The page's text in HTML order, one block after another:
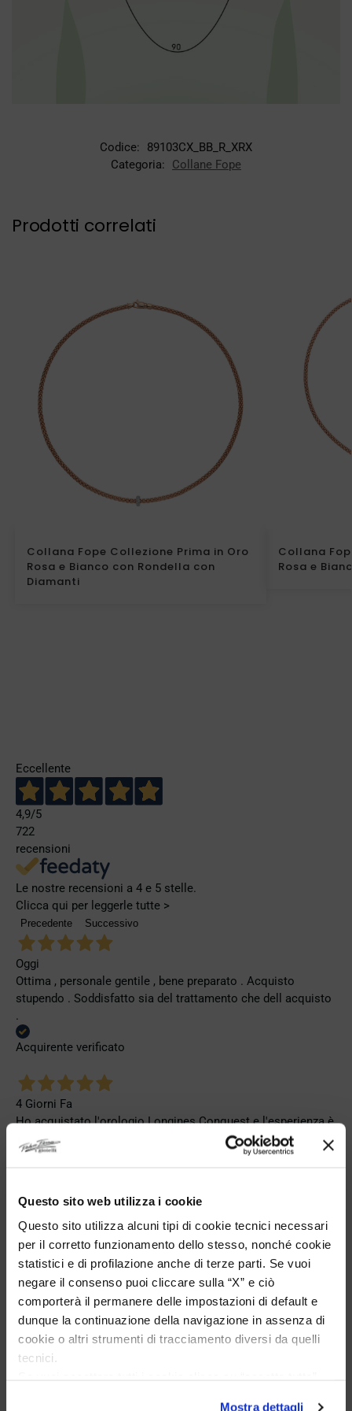
Questo sito web utilizza i cookie
Questo sito utilizza alcuni tipi di cookie tecnici necessari
per il corretto funzionamento dello stesso, nonché cookie
statistici e di profilazione anche di terze parti. Se vuoi
negare il consenso puoi cliccare sulla “X” e ciò
comporterà il permanere delle impostazioni di default e
dunque la continuazione della navigazione in assenza di
cookie o altri strumenti di tracciamento diversi da quelli
tecnici.
Mostra dettagli
Codice:
89103CX_BB_R_XRX
Categoria:
Collane Fope
Prodotti correlati
Collana Fope Collezione Prima in Oro
Rosa e Bianco con Rondella con
Diamanti
Collana
Rosa e
Eccellente
4,9/5
722
recensioni
Le nostre recensioni a 4 e 5 stelle.
Clicca qui per leggerle tutte >
Precedente Successivo
Oggi
Ottima , personale gentile , bene preparato . Acquisto
stupendo . Soddisfatto sia del trattamento che dell acquisto
.
Acquirente verificato
4 Giorni Fa
Ho acquistato l'orologio Longines Conquest e l'esperienza è
stata eccellente. Anche il servizio è stato impeccabile:
spedizione puntuale, confezione elegante e massima
livello. Sono pienamente soddisfatta del mio acquisto e non
esiterei a comprare di nuovo.
Acquirente verificato
5 Giorni Fa
Zum dritten mal dort von Fope Schmuck gekauft. Super
Service, tolle Preise! Ich kann Fabio Ferro ohne Bedenken
weiterempfehlen. Einfach TOPP!!
AGGIUNGI AL CARRELLO UN
GIOIELLO FOPE
E RICEVI UNO